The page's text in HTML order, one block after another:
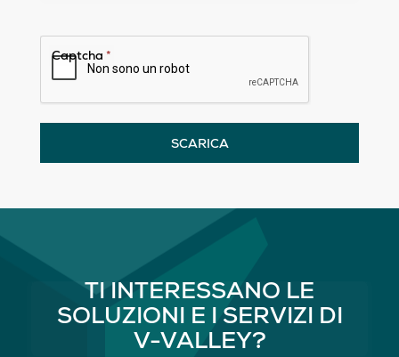
Captcha *
SCARICA
TI INTERESSANO LE
SOLUZIONI E I SERVIZI DI
V-VALLEY?